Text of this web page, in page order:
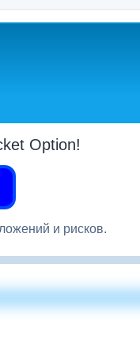
Option!
и рисков.